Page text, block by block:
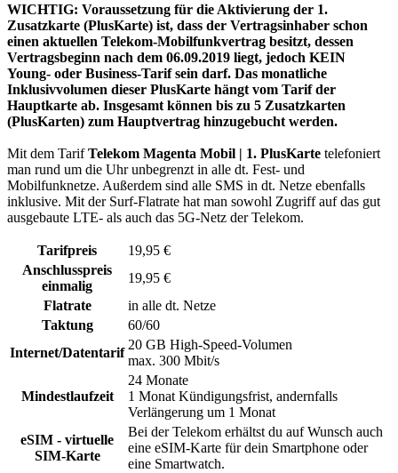
WICHTIG: Voraussetzung für die Aktivierung der 1.
Zusatzkarte (PlusKarte) ist, dass der Vertragsinhaber schon
einen aktuellen Telekom-Mobilfunkvertrag besitzt, dessen
Vertragsbeginn nach dem 06.09.2019 liegt, jedoch KEIN
Young- oder Business-Tarif sein darf. Das monatliche
Inklusivvolumen dieser PlusKarte hängt vom Tarif der
Hauptkarte ab. Insgesamt können bis zu 5 Zusatzkarten
(PlusKarten) zum Hauptvertrag hinzugebucht werden.
Mit dem TarifTelekom Magenta Mobil | 1. PlusKarte telefoniert
man rund um die Uhr unbegrenzt in alle dt. Fest- und
Mobilfunknetze. Außerdem sind alle SMS in dt. Netze ebenfalls
inklusive. Mit der Surf-Flatrate hat man sowohl Zugriff auf das gut
ausgebaute LTE- als auch das 5G-Netz der Telekom.
Tarifpreis
19,95 €
Anschlusspreis
einmalig
19,95 €
Flatrate
in alle dt. Netze
Taktung
60/60
Internet/Datentarif
20 GB High-Speed-Volumen
max. 300 Mbit/s
Mindestlaufzeit
24 Monate
1 Monat Kündigungsfrist, andernfalls
Verlängerung um 1 Monat
eSIM - virtuelle
SIM-Karte
Bei der Telekom erhältst du auf Wunsch auch
eine eSIM-Karte für dein Smartphone oder
eine Smartwatch.